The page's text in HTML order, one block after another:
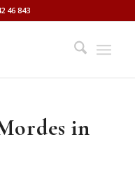
46 843
in